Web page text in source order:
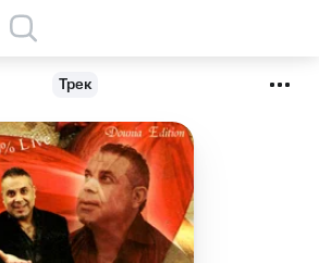
Трек